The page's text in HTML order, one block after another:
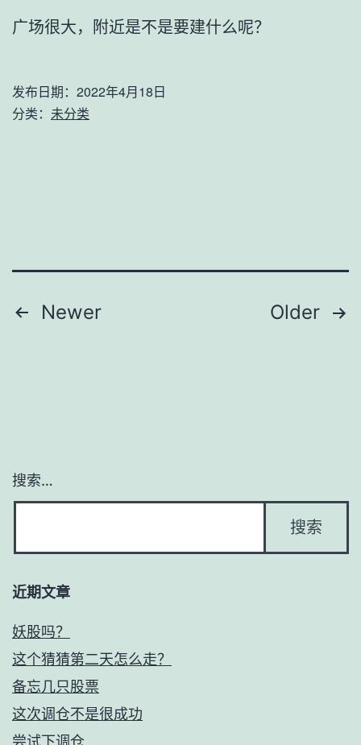
广场很大，附近是不是要建什么呢？
发布日期： 2022年4月18日
分类： 未分类
文
Newer Older
搜索…
近期文章
妖股吗？
这个猜猜第二天怎么走？
备忘几只股票
这次调仓不是很成功
尝试下调仓